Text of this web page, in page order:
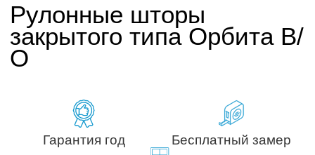
Рулонные шторы
закрытого типа Орбита В/
О
Гарантия год Бесплатный замер